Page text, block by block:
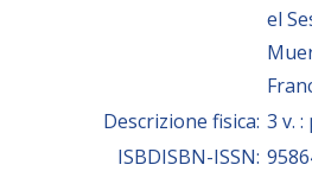
el
Descrizione fisica: 3 v.
ISBDISBN-ISSN: